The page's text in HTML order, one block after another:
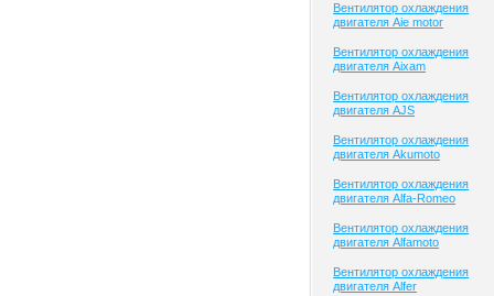
Вентилятор охлаждения
двигателя Aie motor
Вентилятор охлаждения
двигателя Aixam
Вентилятор охлаждения
двигателя AJS
Вентилятор охлаждения
двигателя Akumoto
Вентилятор охлаждения
двигателя Alfa-Romeo
Вентилятор охлаждения
двигателя Alfamoto
Вентилятор охлаждения
двигателя Alfer